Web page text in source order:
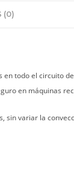
(0)
todo el circuito
en máquinas
sin variar la